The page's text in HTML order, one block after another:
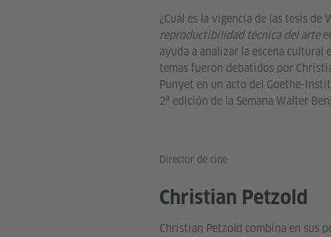
¿Cuál es la vigencia de las tesis de
reproductibilidad técnica del arte
ayuda a analizar la escena cultural
temas fueron debatidos por
Punyet en un acto del Goethe-
2ª edición de la Semana Walter
Director de cine
Christian Petzold
Christian Petzold combina en sus